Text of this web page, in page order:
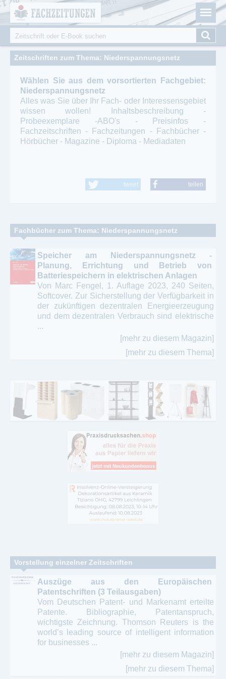
Fachzeitungen.de - Das unabhängige Portal für
Fachmagazine Fachpublikationen & eBooks
Suchformular
Suche
Zeitschriften zum Thema: Niederspannungsnetz
Wählen Sie aus dem vorsortierten Fachgebiet:
Niederspannungsnetz
Alles was Sie über Ihr Fach- oder Interessensgebiet
wissen wollen! Inhaltsbeschreibung -
Probeexemplare -ABO's - Preisinfos -
Fachzeitschriften - Fachzeitungen - Fachbücher -
Hörbücher - Magazine - Diploma - Mediadaten
tweet teilen
Fachbücher zum Thema: Niederspannungsnetz
Speicher am Niederspannungsnetz -
Planung, Errichtung und Betrieb von
Batteriespeichern in elektrischen Anlagen
Von Marc Fengel, 1. Auflage 2023, 240 Seiten,
Softcover. Zur Sicherstellung der Verfügbarkeit in
der zukünftigen dezentralen Energieerzeugung
und dem dezentralen Verbrauch sind elektrische
...
[mehr zu diesem Magazin]
[mehr zu diesem Thema]
Vorstellung einzelner Zeitschriften
Auszüge aus den Europäischen
Patentschriften (3 Teilausgaben)
Vom Deutschen Patent- und Markenamt erteilte
Patente. Bibliographie, Patentanspruch,
wichtigste Zeichnung. Thomson Reuters is the
world’s leading source of intelligent information
for businesses ...
[mehr zu diesem Magazin]
[mehr zu diesem Thema]
Cookie-Einstellungen